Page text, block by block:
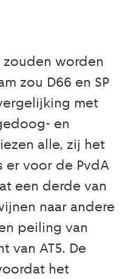
zouden worden
zou D66 en SP
met
en
alle, zij het
er voor de PvdA
een derde van
naar andere
peiling van
van AT5. De
het